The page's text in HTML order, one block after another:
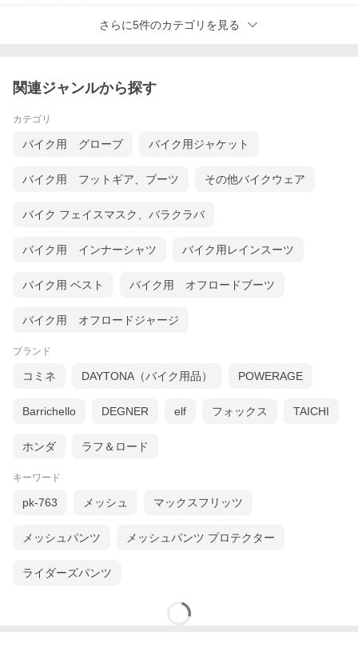
さらに5件のカテゴリを見る
関連ジャンルから探す
カテゴリ
バイク用 グローブ バイク用ジャケット
バイク用 フットギア、ブーツ その他バイクウェア
バイク フェイスマスク、バラクラバ
バイク用 インナーシャツ バイク用レインスーツ
バイク用 ベスト バイク用 オフロードブーツ
バイク用 オフロードジャージ
ブランド
コミネ DAYTONA（バイク用品） POWERAGE
Barrichello DEGNER elf フォックス TAICHI
ホンダ ラフ＆ロード
キーワード
pk-763 メッシュ マックスフリッツ
メッシュパンツ メッシュパンツ プロテクター
ライダーズパンツ